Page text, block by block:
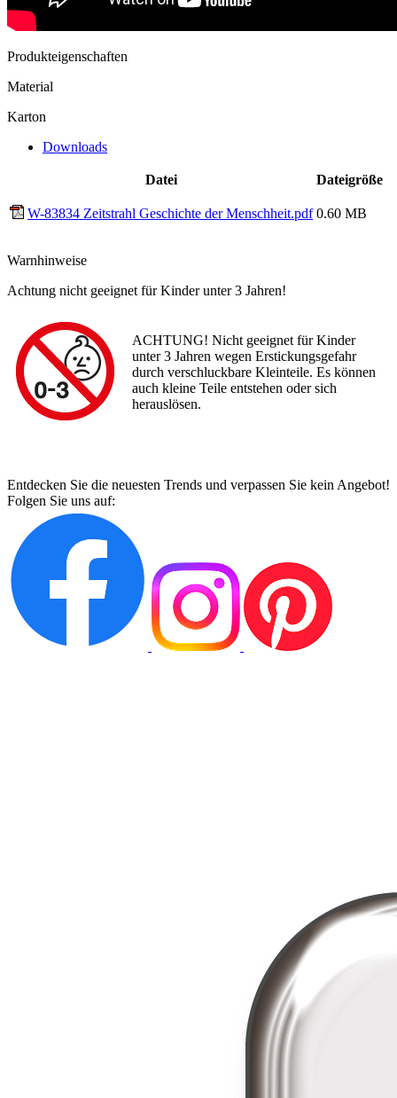
Produkteigenschaften
Material
Karton
Downloads
Datei Dateigröße
W-83834 Zeitstrahl Geschichte der Menschheit.pdf 0.60 MB
Warnhinweise
Achtung nicht geeignet für Kinder unter 3 Jahren!
ACHTUNG! Nicht geeignet für Kinder
unter 3 Jahren wegen Erstickungsgefahr
durch verschluckbare Kleinteile. Es können
auch kleine Teile entstehen oder sich
herauslösen.
Entdecken Sie die neuesten Trends und verpassen Sie kein Angebot!
Folgen Sie uns auf: